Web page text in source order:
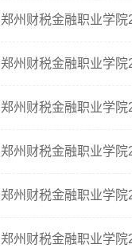
郑州财税金融职业学
郑州财税金融职业学
郑州财税金融职业学
郑州财税金融职业学
郑州财税金融职业学
郑州财税金融职业学